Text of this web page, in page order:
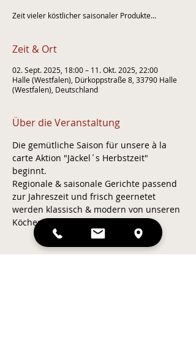
Zeit vieler köstlicher saisonaler Produkte...
Zeit & Ort
02. Sept. 2025, 18:00 – 11. Okt. 2025, 22:00
Halle (Westfalen), Dürkoppstraße 8, 33790 Halle
(Westfalen), Deutschland
Über die Veranstaltung
Die gemütliche Saison für unsere à la
carte Aktion "Jäckel´s Herbstzeit"
beginnt.
Regionale & saisonale Gerichte passend
zur Jahreszeit und frisch geernetet
werden klassisch & modern von unseren
Köchen interpretiert.